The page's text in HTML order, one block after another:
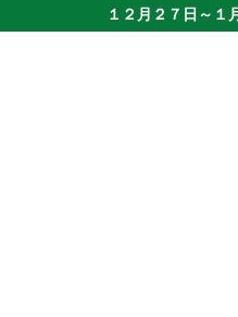
１２月２７日～１